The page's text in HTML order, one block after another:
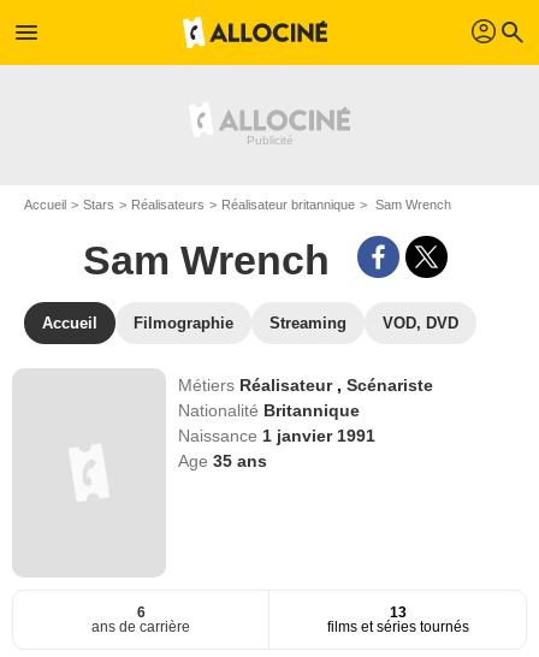
menu profil search
Accueil Stars Réalisateurs Réalisateur britannique Sam Wrench
Sam Wrench
Accueil Filmographie Streaming VOD, DVD
Métiers Réalisateur ,Scénariste
Nationalité Britannique
Naissance 1 janvier 1991
Age35 ans
6
ans de carrière
13
films et séries tournés